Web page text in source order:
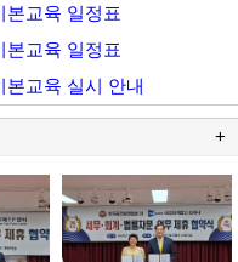
본교육 일정표
본교육 일정표
본교육 실시 안내
+